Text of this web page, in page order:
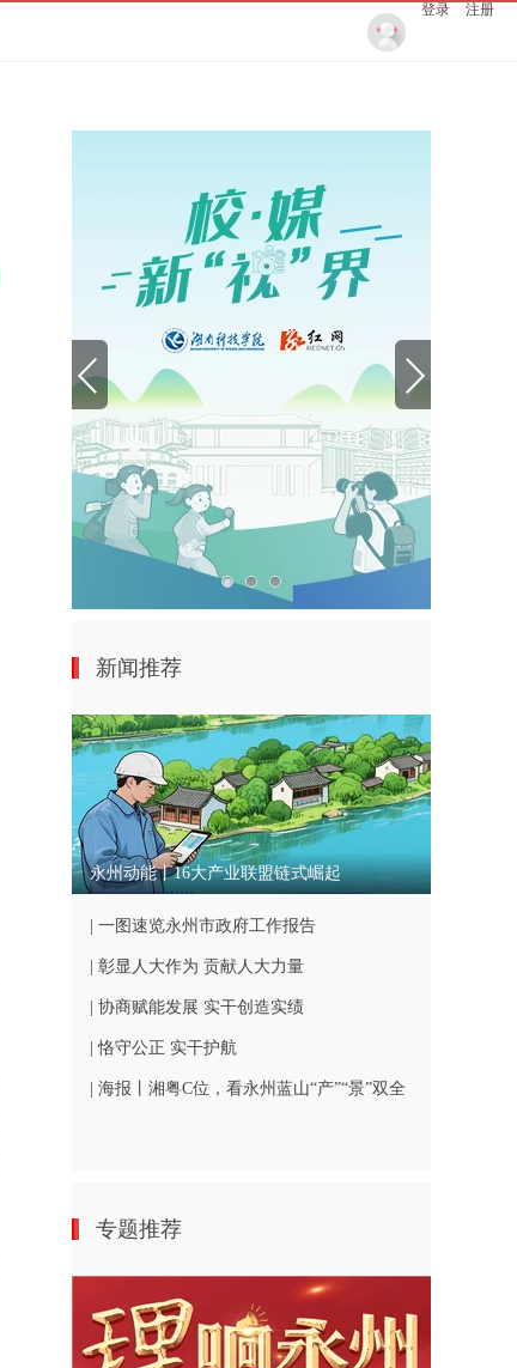
登录 注册
新闻推荐
永州动能丨16大产业联盟链式崛起
| 一图速览永州市政府工作报告
| 彰显人大作为 贡献人大力量
| 协商赋能发展 实干创造实绩
| 恪守公正 实干护航
| 海报丨湘粤C位，看永州蓝山“产”“景”双全
专题推荐